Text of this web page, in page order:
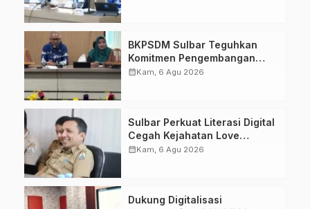
BKPSDM Sulbar Teguhkan
Komitmen Pengembangan
Kompetensi ASN melalui
calendar_monthKam, 6 Agu 2026
Sulbar Perkuat Literasi Digital
Cegah Kejahatan Love
Scamming
calendar_monthKam, 6 Agu 2026
Dukung Digitalisasi